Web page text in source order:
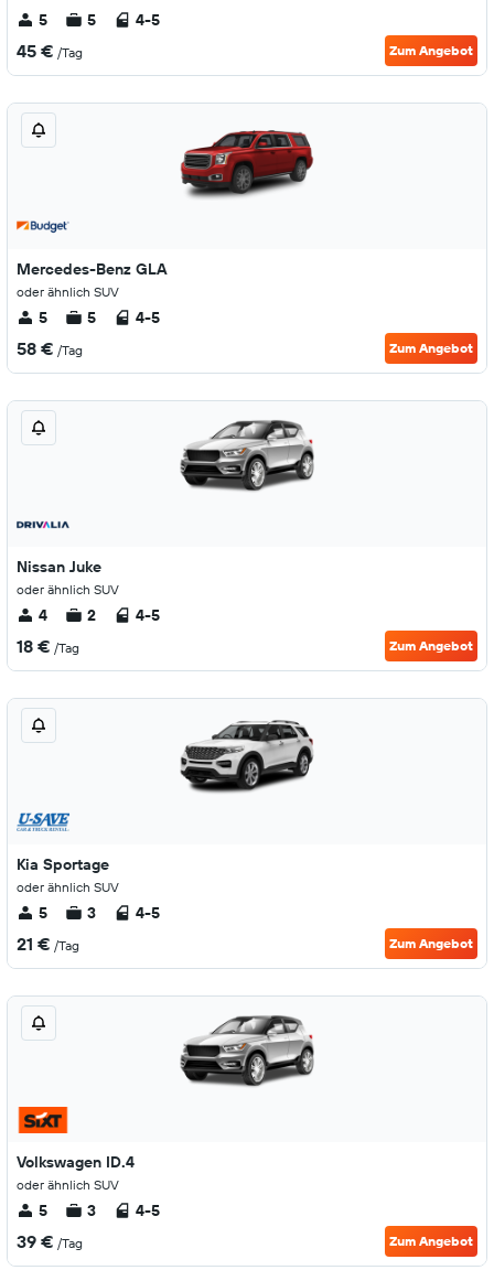
5 5 4-5
45 € /Tag Zum Angebot
Mercedes-Benz GLA
oder ähnlich SUV
5 5 4-5
58 € /Tag Zum Angebot
Nissan Juke
oder ähnlich SUV
4 2 4-5
18 € /Tag Zum Angebot
Kia Sportage
oder ähnlich SUV
5 3 4-5
21 € /Tag Zum Angebot
Volkswagen ID.4
oder ähnlich SUV
5 3 4-5
39 € /Tag Zum Angebot